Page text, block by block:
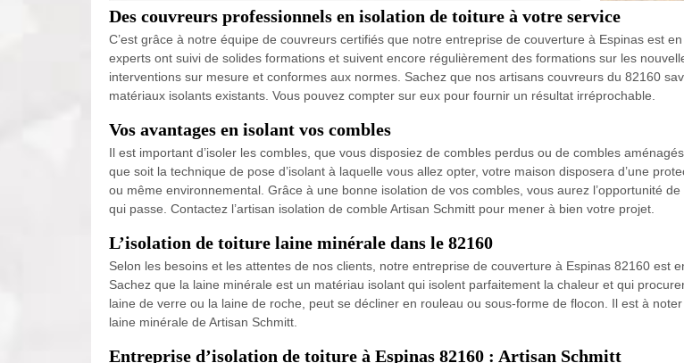
Des couvreurs professionnels en isolation de toiture à votre service
C’est grâce à notre équipe de couvreurs certifiés que notre entreprise de couverture à Espinas est
experts ont suivi de solides formations et suivent encore régulièrement des formations sur les
interventions sur mesure et conformes aux normes. Sachez que nos artisans couvreurs du 82160
matériaux isolants existants. Vous pouvez compter sur eux pour fournir un résultat irréprochable.
Vos avantages en isolant vos combles
Il est important d’isoler les combles, que vous disposiez de combles perdus ou de combles
que soit la technique de pose d’isolant à laquelle vous allez opter, votre maison disposera d’une
ou même environnemental. Grâce à une bonne isolation de vos combles, vous aurez l’opportunité
qui passe. Contactez l’artisan isolation de comble Artisan Schmitt pour mener à bien votre projet.
L’isolation de toiture laine minérale dans le 82160
Selon les besoins et les attentes de nos clients, notre entreprise de couverture à Espinas 82160 est
Sachez que la laine minérale est un matériau isolant qui isolent parfaitement la chaleur et qui
laine de verre ou la laine de roche, peut se décliner en rouleau ou sous-forme de flocon. Il est à
laine minérale de Artisan Schmitt.
Entreprise d’isolation de toiture à Espinas 82160 : Artisan Schmitt